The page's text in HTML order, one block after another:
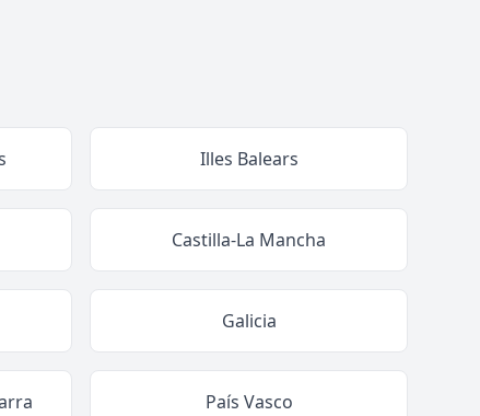
Illes Balears
Castilla-La Mancha
Galicia
País Vasco